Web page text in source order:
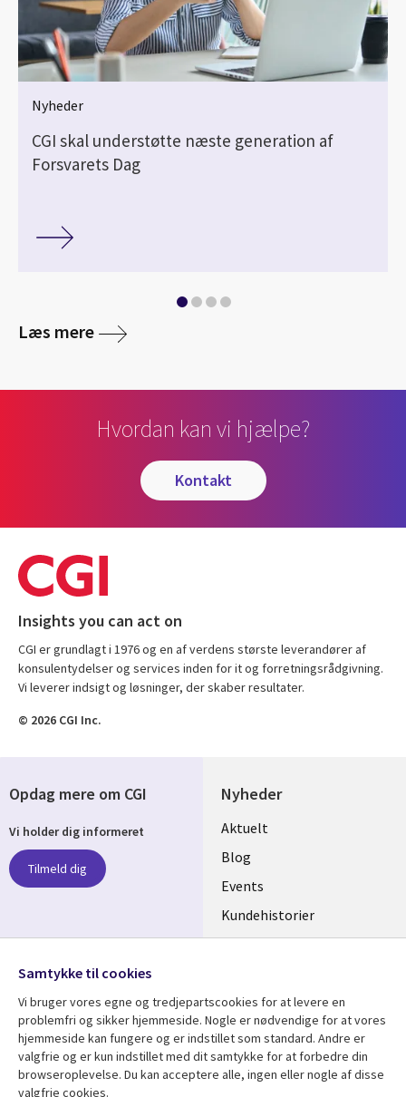
Nyheder
CGI skal understøtte næste generation af
Forsvarets Dag
Læs mere
Hvordan kan vi hjælpe?
kontakt
Insights you can act on
CGI er grundlagt i 1976 og en af verdens største leverandører af
konsulentydelser og services inden for it og forretningsrådgivning.
Vi leverer indsigt og løsninger, der skaber resultater.
© 2026 CGI Inc.
Nyheder
Useful
links
DENMARK
Aktuelt
Blog
Events
Kundehistorier
Videoer
Se mere Support
Opdag mere om CGI
Vi holder dig informeret
Tilmeld dig
Media
DENMARK
Samtykke til cookies
Vi bruger vores egne og tredjepartscookies for at levere en
problemfri og sikker hjemmeside. Nogle er nødvendige for at vores
hjemmeside kan fungere og er indstillet som standard. Andre er
valgfrie og er kun indstillet med dit samtykke for at forbedre din
browseroplevelse. Du kan acceptere alle, ingen eller nogle af disse
valgfrie cookies.